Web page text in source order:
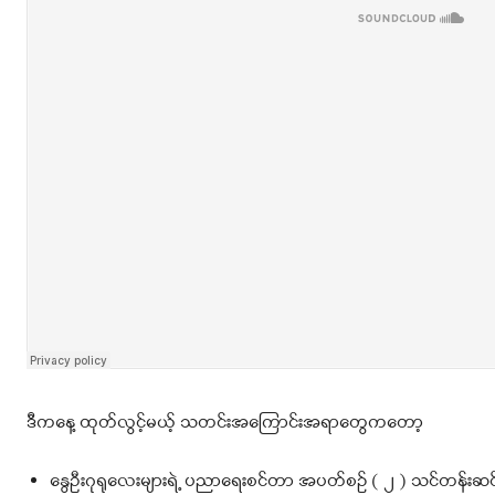
ဒီကနေ့ ထုတ်လွင့်မယ့် သတင်းအကြောင်းအရာတွေကတော့
နွေဦးဂုရုလေးများရဲ့ ပညာရေးစင်တာ အပတ်စဉ် ( ၂ ) သင်တန်းဆ